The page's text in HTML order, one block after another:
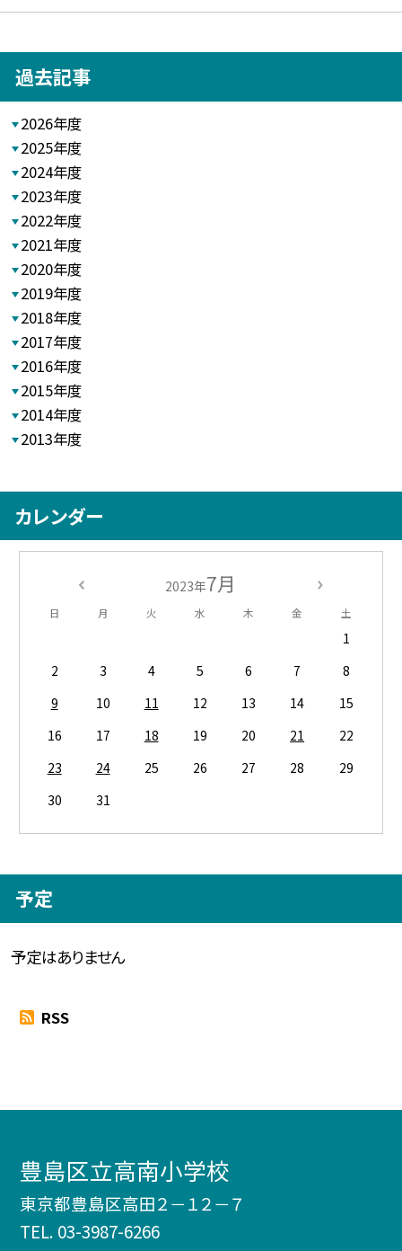
過去記事
2026年度
2025年度
2024年度
2023年度
2022年度
2021年度
2020年度
2019年度
2018年度
2017年度
2016年度
2015年度
2014年度
2013年度
カレンダー
2023年7月
日 月 火 水 木 金 土
1
2
3 4 5 6 7
8
9
10 11 12 13 14
15
16
17 18 19 20 21
22
23
24 25 26 27 28
29
30
31
予定
予定はありません
RSS
豊島区立高南小学校
東京都豊島区高田２－１２－７
TEL. 03-3987-6266